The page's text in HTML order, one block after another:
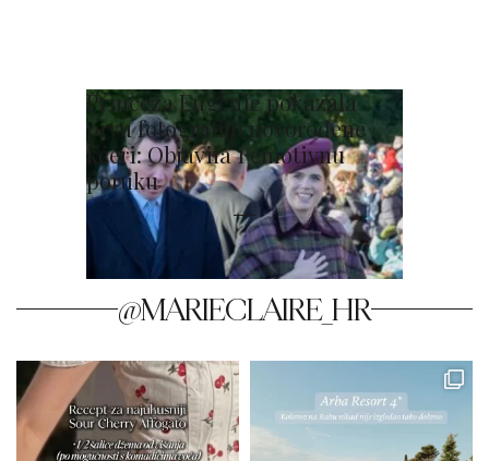
Princeza Eugenie pokazala
prvu fotografiju novorođene
kćeri: Objavila i emotivnu
poruku
@MARIECLAIRE_HR